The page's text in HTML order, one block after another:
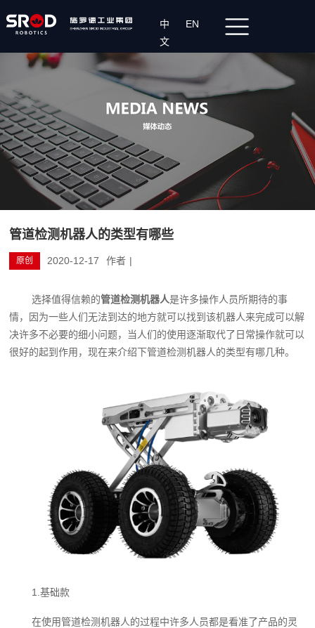
中
文
EN
管道检测机器人的类型有哪些
原创 2020-12-17 作者 |
选择值得信赖的管道检测机器人是许多操作人员所期待的事
情，因为一些人们无法到达的地方就可以找到该机器人来完成可以解
决许多不必要的细小问题，当人们的使用逐渐取代了日常操作就可以
很好的起到作用，现在来介绍下管道检测机器人的类型有哪几种。
1.基础款
在使用管道检测机器人的过程中许多人员都是看准了产品的灵